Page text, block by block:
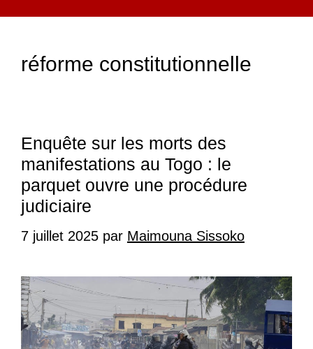
réforme constitutionnelle
Enquête sur les morts des
manifestations au Togo : le
parquet ouvre une procédure
judiciaire
7 juillet 2025 par Maimouna Sissoko